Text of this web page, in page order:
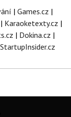
| Games.cz |
| Karaoketexty.cz |
| Dokina.cz |
StartupInsider.cz